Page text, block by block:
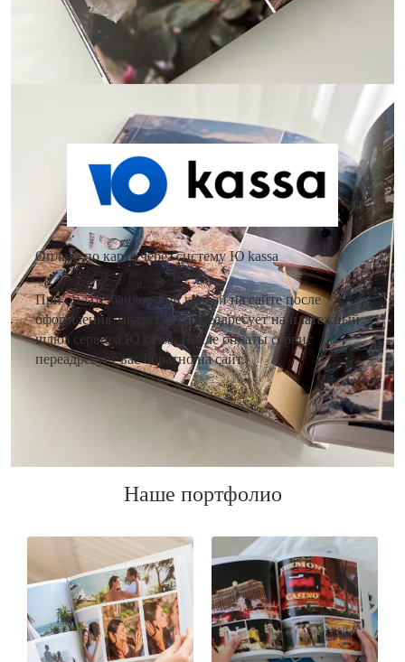
Как оплатить заказ?
Оплата по карте через систему Ю kassa
При оплате банковской картой на сайте после
оформления заказа сайт переадресует на платежный
шлюз сервиса Ю kassa. После оплаты сервис
переадресует вас обратно на сайт.
Наше портфолио